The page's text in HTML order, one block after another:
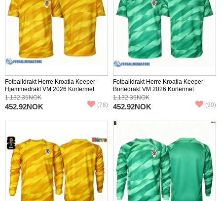
Fotballdrakt Herre Kroatia Keeper
Hjemmedrakt VM 2026 Kortermet
1.132.35NOK
452.92NOK (78)
Fotballdrakt Herre Kroatia Keeper
Bortedrakt VM 2026 Kortermet
1.132.35NOK
452.92NOK (90)